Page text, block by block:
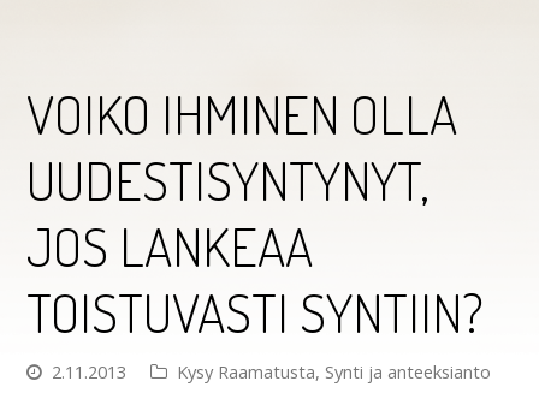
VOIKO IHMINEN OLLA
UUDESTISYNTYNYT,
JOS LANKEAA
TOISTUVASTI SYNTIIN?
2.11.2013 Kysy Raamatusta, Synti ja anteeksianto